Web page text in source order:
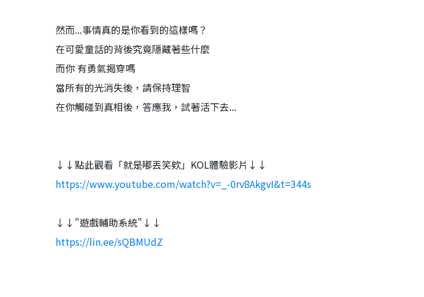
然而...事情真的是你看到的這樣嗎？
在可愛童話的背後究竟隱藏著些什麼
而你 有勇氣揭穿嗎
當所有的光消失後，請保持理智
在你觸碰到真相後，答應我，試著活下去...
↓↓點此觀看「就是嘟丟笑欸」KOL體驗影片↓↓
https://www.youtube.com/watch?v=_-0rv8AkgvI&t=344s
↓↓"遊戲輔助系統"↓↓
https://lin.ee/sQBMUdZ